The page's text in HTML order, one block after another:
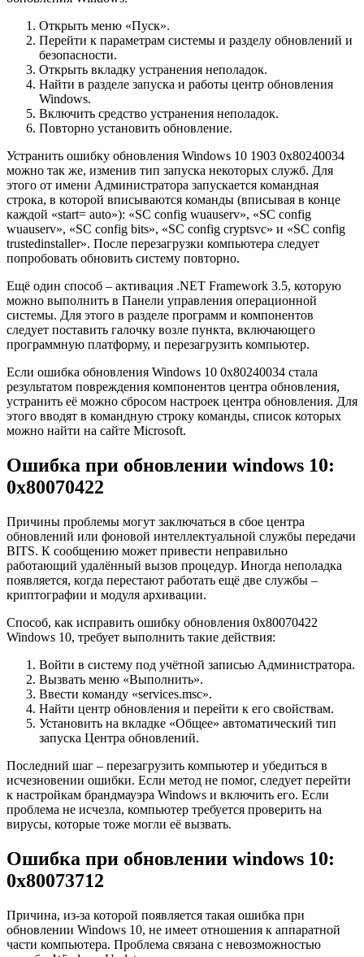
Открыть меню «Пуск».
Перейти к параметрам системы и разделу обновлений и
безопасности.
Открыть вкладку устранения неполадок.
Найти в разделе запуска и работы центр обновления
Windows.
Включить средство устранения неполадок.
Повторно установить обновление.
Устранить ошибку обновления Windows 10 1903 0x80240034
можно так же, изменив тип запуска некоторых служб. Для
этого от имени Администратора запускается командная
строка, в которой вписываются команды (вписывая в конце
каждой «start= auto»): «SC config wuauserv», «SC config
wuauserv», «SC config bits», «SC config cryptsvc» и «SC config
trustedinstaller». После перезагрузки компьютера следует
попробовать обновить систему повторно.
Ещё один способ – активация .NET Framework 3.5, которую
можно выполнить в Панели управления операционной
системы. Для этого в разделе программ и компонентов
следует поставить галочку возле пункта, включающего
программную платформу, и перезагрузить компьютер.
Если ошибка обновления Windows 10 0x80240034 стала
результатом повреждения компонентов центра обновления,
устранить её можно сбросом настроек центра обновления. Для
этого вводят в командную строку команды, список которых
можно найти на сайте Microsoft.
Ошибка при обновлении windows 10:
0x80070422
Причины проблемы могут заключаться в сбое центра
обновлений или фоновой интеллектуальной службы передачи
BITS. К сообщению может привести неправильно
работающий удалённый вызов процедур. Иногда неполадка
появляется, когда перестают работать ещё две службы –
криптографии и модуля архивации.
Способ, как исправить ошибку обновления 0x80070422
Windows 10, требует выполнить такие действия:
Войти в систему под учётной записью Администратора.
Вызвать меню «Выполнить».
Ввести команду «services.msc».
Найти центр обновления и перейти к его свойствам.
Установить на вкладке «Общее» автоматический тип
запуска Центра обновлений.
Последний шаг – перезагрузить компьютер и убедиться в
исчезновении ошибки. Если метод не помог, следует перейти
к настройкам брандмауэра Windows и включить его. Если
проблема не исчезла, компьютер требуется проверить на
вирусы, которые тоже могли её вызвать.
Ошибка при обновлении windows 10:
0x80073712
Причина, из-за которой появляется такая ошибка при
обновлении Windows 10, не имеет отношения к аппаратной
части компьютера. Проблема связана с невозможностью